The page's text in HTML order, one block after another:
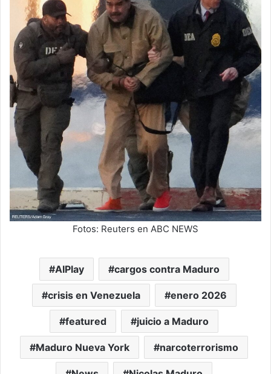
Fotos: Reuters en ABC NEWS
AIPlay cargos contra Maduro
crisis en Venezuela enero 2026
featured juicio a Maduro
Maduro Nueva York narcoterrorismo